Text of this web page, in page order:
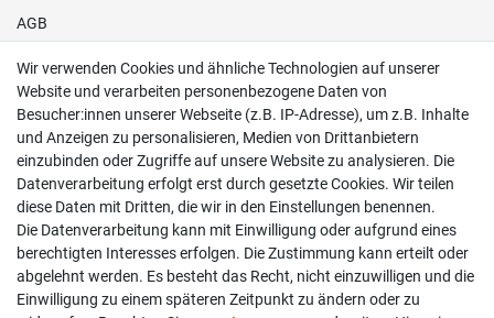
AGB
Shop
Kontakt
Versand & Zahlung
Widerrufs­recht
Widerruf erklären
Wir verwenden Cookies und ähnliche Technologien auf unserer
Website und verarbeiten personenbezogene Daten von
Besucher:innen unserer Webseite (z.B. IP-Adresse), um z.B. Inhalte
und Anzeigen zu personalisieren, Medien von Drittanbietern
einzubinden oder Zugriffe auf unsere Website zu analysieren. Die
Datenverarbeitung erfolgt erst durch gesetzte Cookies. Wir teilen
diese Daten mit Dritten, die wir in den Einstellungen benennen.
Die Datenverarbeitung kann mit Einwilligung oder aufgrund eines
berechtigten Interesses erfolgen. Die Zustimmung kann erteilt oder
abgelehnt werden. Es besteht das Recht, nicht einzuwilligen und die
Einwilligung zu einem späteren Zeitpunkt zu ändern oder zu